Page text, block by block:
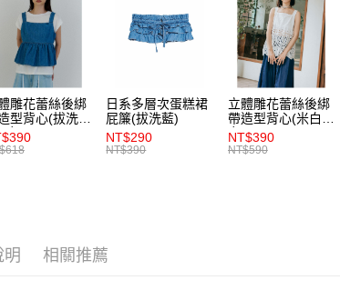
雕花蕾絲後綁
型背心(拔洗
女
日系多層次蛋糕裙
屁簾(拔洗藍)
NT$290
NT$390
立體雕花蕾絲後綁
帶造型背心(米白)-
女
NT$390
NT$590
明 相關推薦